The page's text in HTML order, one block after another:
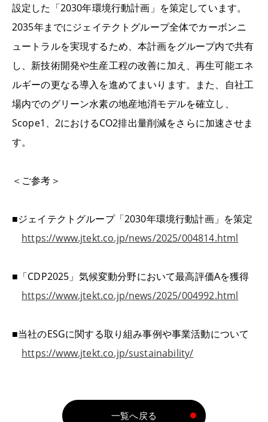
設定した「2030年環境行動計画」を策定しています。
2035年までにジェイテクトグループ全体でカーボンニ
ュートラルを実現するため、本計画をグループ内で共有
し、新技術開発や生産工程の改善に加え、再生可能エネ
ルギーの更なる導入を進めてまいります。また、自社工
場内でのグリーン水素の地産地消モデルを確立し、
Scope1、2におけるCO2排出量削減をさらに加速させま
す。
＜ご参考＞
■ジェイテクトグループ「2030年環境行動計画」を策定
https://www.jtekt.co.jp/news/2025/004814.html
■「CDP2025」気候変動分野において最高評価Aを獲得
https://www.jtekt.co.jp/news/2025/004992.html
■当社のESGに関する取り組み事例や事業活動について
https://www.jtekt.co.jp/sustainability/
一覧へ戻る